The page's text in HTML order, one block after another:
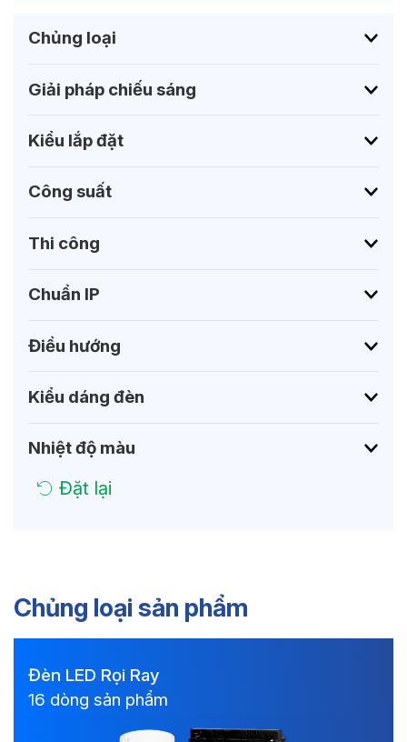
Chủng loại
Giải pháp chiếu sáng
Kiểu lắp đặt
Công suất
Thi công
Chuẩn IP
Điều hướng
Kiểu dáng đèn
Nhiệt độ màu
Đặt lại
Chủng loại sản phẩm
Đèn LED Rọi Ray
16 dòng sản phẩm